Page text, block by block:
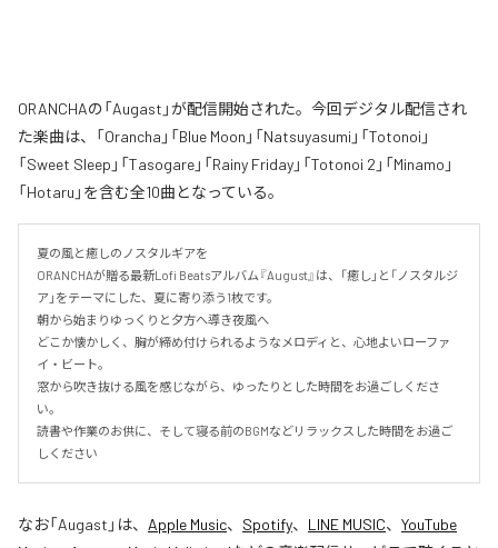
ORANCHAの「Augast」が配信開始された。今回デジタル配信され
た楽曲は、「Orancha」「Blue Moon」「Natsuyasumi」「Totonoi」
「Sweet Sleep」「Tasogare」「Rainy Friday」「Totonoi 2」「Minamo」
「Hotaru」を含む全10曲となっている。
夏の風と癒しのノスタルギアを
ORANCHAが贈る最新Lofi Beatsアルバム『August』は、「癒し」と「ノスタルジ
ア」をテーマにした、夏に寄り添う1枚です。
朝から始まりゆっくりと夕方へ導き夜風へ
どこか懐かしく、胸が締め付けられるようなメロディと、心地よいローファ
イ・ビート。
窓から吹き抜ける風を感じながら、ゆったりとした時間をお過ごしくださ
い。
読書や作業のお供に、そして寝る前のBGMなどリラックスした時間をお過ご
しください
なお「Augast 」は、 Apple Music、 Spotify、 LINE MUSIC、 YouTube